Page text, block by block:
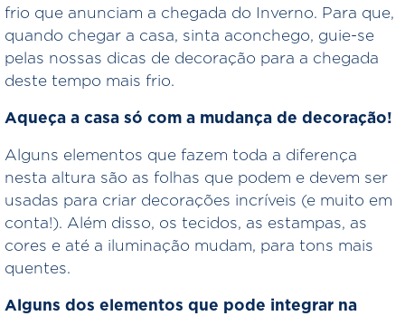
frio que anunciam a chegada do Inverno. Para que,
quando chegar a casa, sinta aconchego, guie-se
pelas nossas dicas de decoração para a chegada
deste tempo mais frio.
Aqueça a casa só com a mudança de decoração!
Alguns elementos que fazem toda a diferença
nesta altura são as folhas que podem e devem ser
usadas para criar decorações incríveis (e muito em
conta!). Além disso, os tecidos, as estampas, as
cores e até a iluminação mudam, para tons mais
quentes.
Alguns dos elementos que pode integrar na